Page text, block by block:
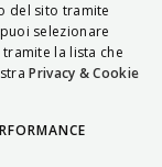
DEUTSCH
POLSKI
PORTUGUÊS
del sito tramite
selezionare
la lista che
Privacy & Cookie